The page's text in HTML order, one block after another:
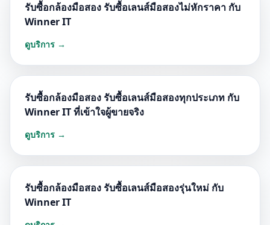
รับซื้อกล้องมือสอง รับซื้อเลนส์มือสองไม่หักราคา กับ
Winner IT
ดูบริการ →
รับซื้อกล้องมือสอง รับซื้อเลนส์มือสองทุกประเภท กับ
Winner IT ที่เข้าใจผู้ขายจริง
ดูบริการ →
รับซื้อกล้องมือสอง รับซื้อเลนส์มือสองรุ่นใหม่ กับ
Winner IT